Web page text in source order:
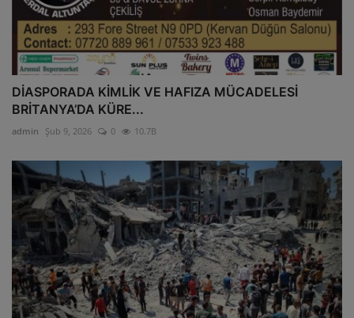
DİASPORADA KİMLİK VE HAFIZA MÜCADELESİ
BRİTANYA’DA KÜRE...
admin Şub 9, 2026 0 10.7B